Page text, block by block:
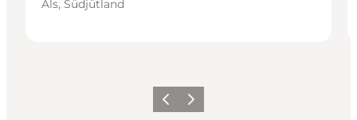
Als, Südjütland
ZurückWeiter